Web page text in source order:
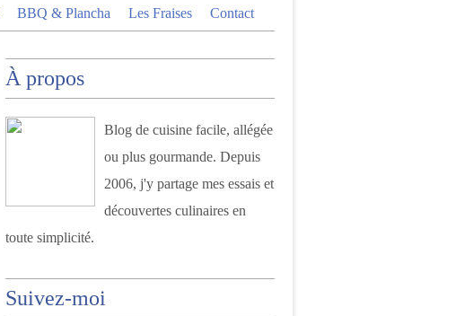
BBQ & Plancha Les Fraises Contact
À propos
Blog de cuisine facile, allégée
ou plus gourmande. Depuis
2006, j'y partage mes essais et
découvertes culinaires en
toute simplicité.
Suivez-moi